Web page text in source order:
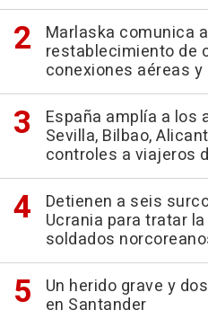
Marlaska comunica
restablecimiento de
conexiones aéreas
España amplía a los
Sevilla, Bilbao,
controles a viajeros
Detienen a seis
Ucrania para tratar
soldados
Un herido grave y
en Santander